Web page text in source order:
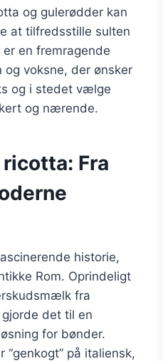
og gulerødder kan
at tilfredsstille sulten
en fremragende
voksne, der ønsker
og i stedet vælge
og nærende.
Fra
historie,
Rom. Oprindeligt
fra
det til en
for bønder.
“genkogt” på italiensk,